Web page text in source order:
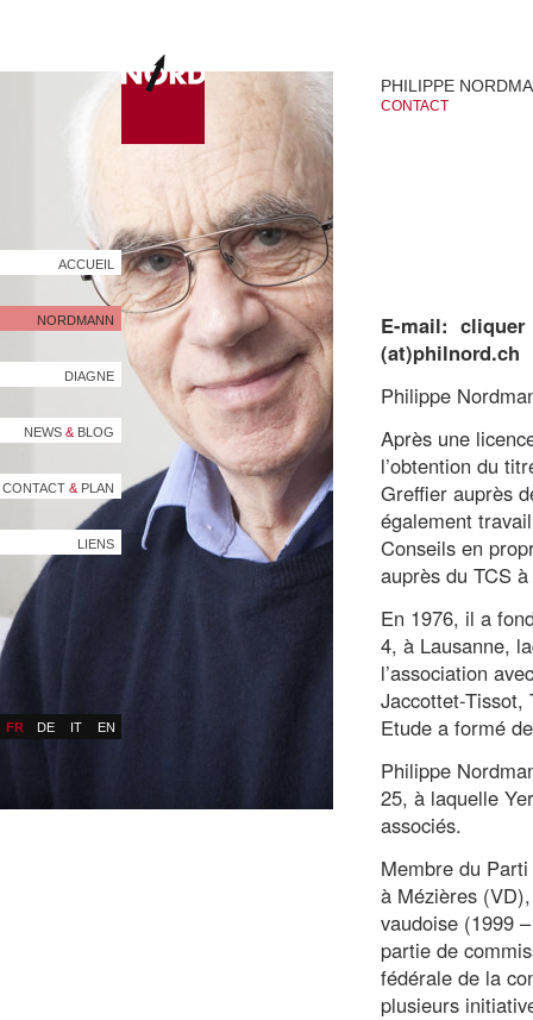
ACCUEIL
NORDMANN
DIAGNE
NEWS & BLOG
CONTACT & PLAN
LIENS
FR DE IT EN
PHILIPPE
CONTACT
E-mail: cliquer
(at)philnord.ch
Philippe
Après une
l’obtention du
Greffier auprès
également
Conseils en
auprès du TCS
En 1976, il a
4, à Lausanne,
l’association
Jaccottet-
Etude a formé
Philippe
25, à laquelle
associés.
Membre du
à Mézières
vaudoise (1999
partie de
fédérale de la
plusieurs